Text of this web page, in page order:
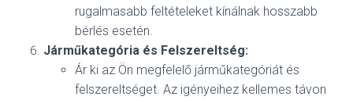
rugalmasabb feltételeket kínálnak hosszabb
bérlés esetén.
Járműkategória és Felszereltség:
Ár ki az Ön megfelelő járműkategóriát és
felszereltséget. Az igényeihez kellemes távon